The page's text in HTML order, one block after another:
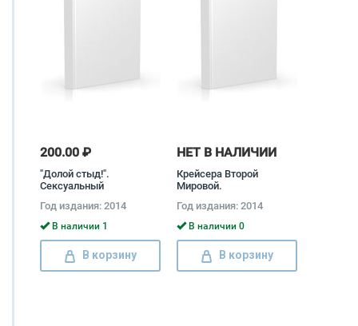
200.00 ₽
"Долой стыд!".
Сексуальный
Советов Ольга Грейгъ
Год издания: 2014
В наличии 1
В корзину
НЕТ В НАЛИЧИИ
Крейсера Второй
Мировой.
энциклопедия Сергей
Патянин, Александр
Дашьян, Константин
Балакин, Михаил
Барабанов, Кирилл
Егоров
Год издания: 2014
В наличии 0
В корзину